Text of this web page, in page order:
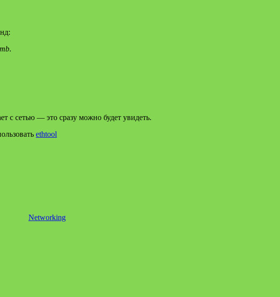
mb.
с сетью — это сразу можно будет увидеть.
ethtool
Networking